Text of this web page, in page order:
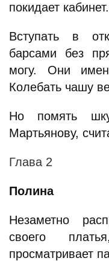
покидает кабинет.
Вступать в
барсами без
могу. Они
Колебать чашу
Но помять
Мартьянову,
Глава 2
Полина
Незаметно
своего
просматривает